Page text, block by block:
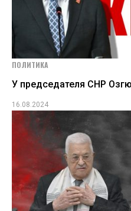
ПОЛИТИКА
У председателя СНР
16.08.2024